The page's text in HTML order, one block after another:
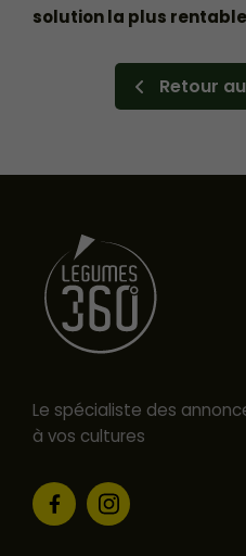
solution la plus
Retour
Le spécialiste des
à vos cultures